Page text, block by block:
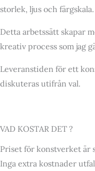
storlek, ljus och färgskala.
Detta arbetssätt skapar
kreativ process som jag
Leveranstiden för ett
diskuteras utifrån val.
VAD KOSTAR DET ?
Priset för konstverket är
Inga extra kostnader